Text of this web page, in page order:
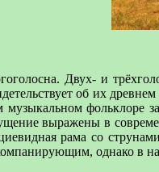
Двух- и
об их
музыкальном фольклоре
выражены в
рама со
однако в